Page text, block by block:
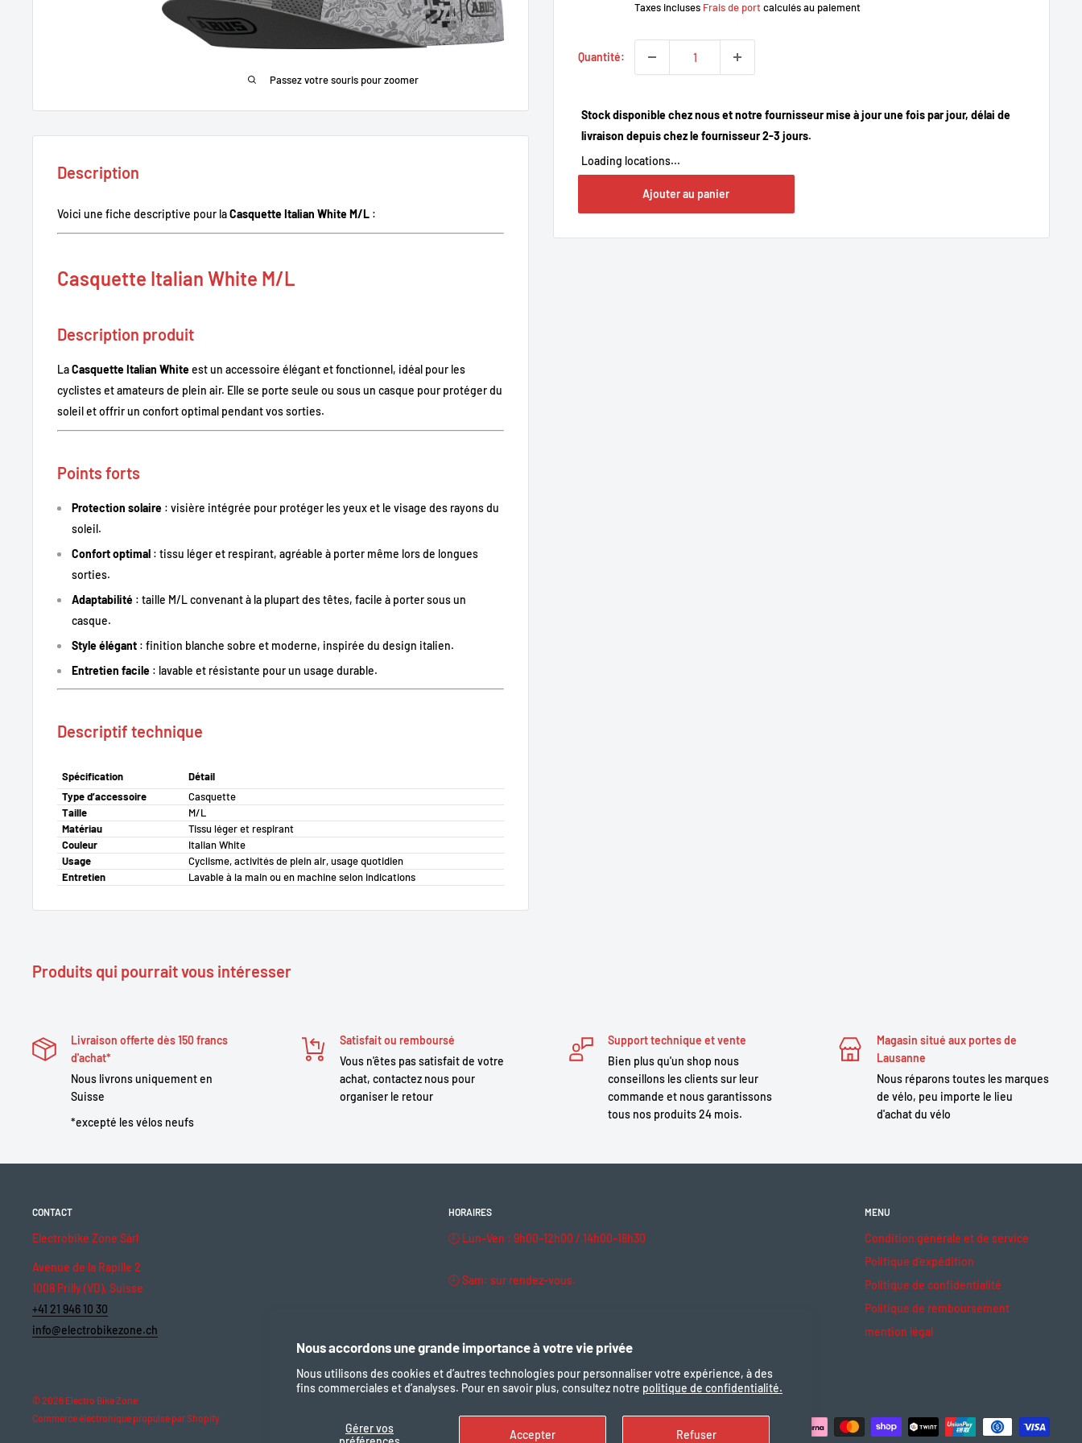
Nous accordons une grande importance à votre vie privée
Nous utilisons des cookies et d’autres technologies pour personnaliser votre expérience, à des
fins commerciales et d’analyses. Pour en savoir plus, consultez notre politique de confidentialité.
Gérer vos
Accepter Refuser
Passez votre souris pour zoomer
Taxes incluses Frais de portcalculés au paiement
Quantité:
Stock disponible chez nous et notre fournisseur mise à jour une fois par jour, délai de
livraison depuis chez le fournisseur 2-3 jours.
Loading locations...
Ajouter au panier
Description
Voici une fiche descriptive pour laCasquette Italian White M/L :
Casquette Italian White M/L
Description produit
LaCasquette Italian Whiteest un accessoire élégant et fonctionnel, idéal pour les
cyclistes et amateurs de plein air. Elle se porte seule ou sous un casque pour protéger du
soleil et offrir un confort optimal pendant vos sorties.
Points forts
Protection solaire : visière intégrée pour protéger les yeux et le visage des rayons du
soleil.
Confort optimal : tissu léger et respirant, agréable à porter même lors de longues
sorties.
Adaptabilité : taille M/L convenant à la plupart des têtes, facile à porter sous un
casque.
Style élégant : finition blanche sobre et moderne, inspirée du design italien.
Entretien facile : lavable et résistante pour un usage durable.
Descriptif technique
Spécification
Détail
Type d’accessoire
Casquette
Taille
M/L
Matériau
Tissu léger et respirant
Couleur
Italian White
Usage
Cyclisme, activités de plein air, usage quotidien
Entretien
Lavable à la main ou en machine selon indications
Produits qui pourrait vous intéresser
Livraison offerte dès 150 francs
d'achat*
Nous livrons uniquement en
Suisse
*excepté les vélos neufs
Satisfait ou remboursé
Vous n'êtes pas satisfait de votre
achat, contactez nous pour
organiser le retour
Support technique et vente
Bien plus qu'un shop nous
conseillons les clients sur leur
commande et nous garantissons
tous nos produits 24 mois.
Magasin situé aux portes de
Lausanne
Nous réparons toutes les marques
de vélo, peu importe le lieu
d'achat du vélo
CONTACT
Electrobike Zone Sàrl
Avenue de la Rapille 2
1008 Prilly (VD), Suisse
+41 21 946 10 30
info@electrobikezone.ch
HORAIRES
🕘 Lun–Ven : 9h00–12h00 / 14h00–18h30
🕘 Sam: sur rendez-vous.
MENU
Condition générale et de service
Politique d'expédition
Politique de confidentialité
Politique de remboursement
mention légal
© 2026 Electro Bike Zone
Commerce électronique propulsé par Shopify